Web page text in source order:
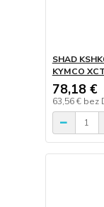
SHAD
KYMCO
78,18 €
63,56 € bez